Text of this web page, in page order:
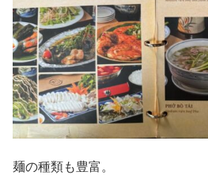
麺の種類も豊富。